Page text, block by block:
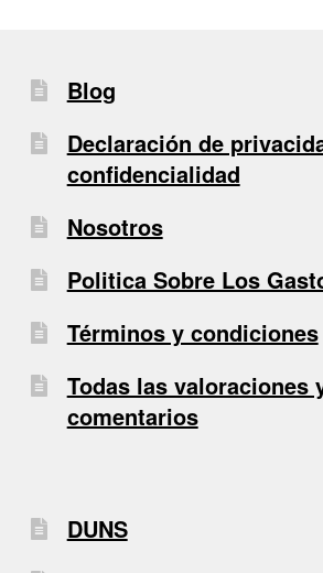
Blog
Declaración de
confidencialidad
Nosotros
Politica Sobre Los
Términos y condiciones
Todas las valoraciones
comentarios
DUNS